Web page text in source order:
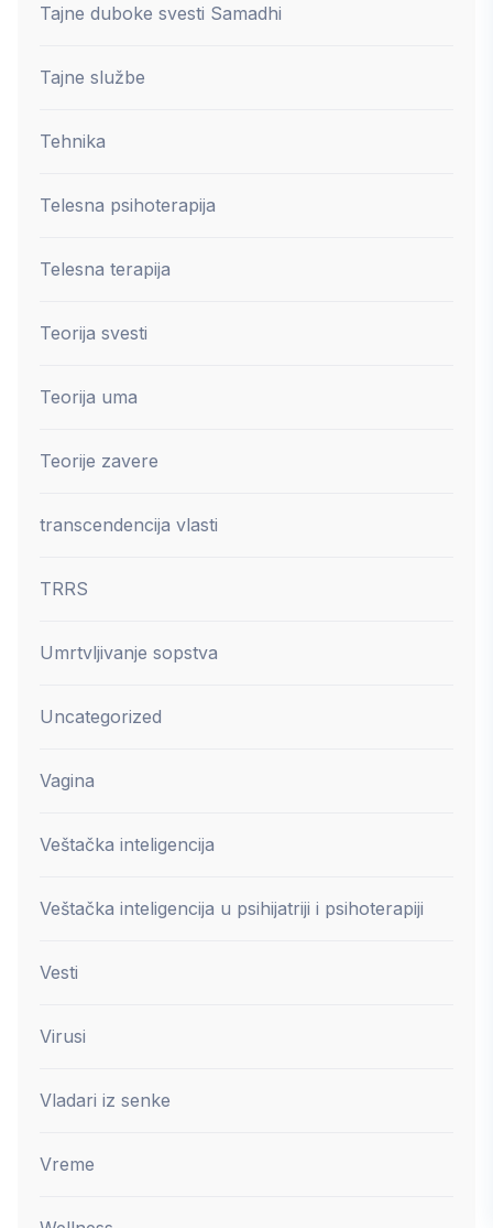
Tajne duboke svesti Samadhi
Tajne službe
Tehnika
Telesna psihoterapija
Telesna terapija
Teorija svesti
Teorija uma
Teorije zavere
transcendencija vlasti
TRRS
Umrtvljivanje sopstva
Uncategorized
Vagina
Veštačka inteligencija
Veštačka inteligencija u psihijatriji i psihoterapiji
Vesti
Virusi
Vladari iz senke
Vreme